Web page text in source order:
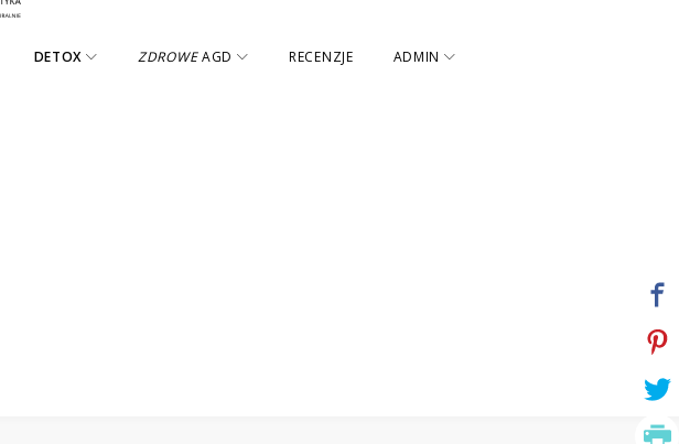
DETOX ZDROWEAGD RECENZJE ADMIN